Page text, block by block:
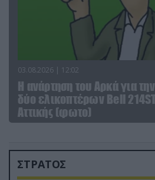
03.08.2026 | 12:02
Η ανάρτηση του Αρκά για
δύο ελικοπτέρων Bell
Αττικής (φωτο)
ΣΤΡΑΤΟΣ